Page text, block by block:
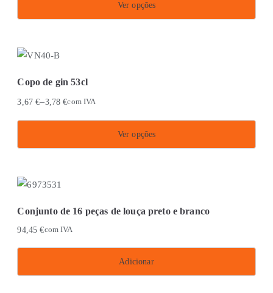
Ver opções
has
multiple
The
options
chosen
the
product
Copo de gin 53cl
3,67€–3,78€com IVA
Ver opções
has
multiple
may
Conjunto de 16 peças de louça preto e branco
94,45€com IVA
Adicionar